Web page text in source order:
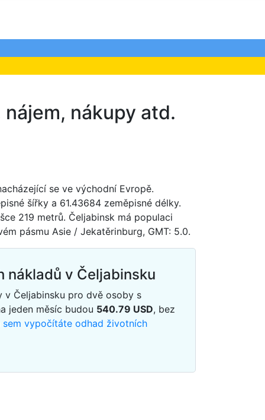
nákupy atd.
se ve východní Evropě.
šířky a 61.43684 zeměpisné délky.
219 metrů. Čeljabinsk má populaci
pásmu Asie / Jekatěrinburg, GMT: 5.0.
nákladů v Čeljabinsku
v Čeljabinsku pro dvě osoby s
jeden měsíc budou 540.79 USD, bez
sem vypočítáte odhad životních